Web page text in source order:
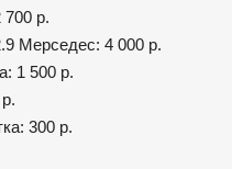
700 р.
Мерседес: 4 000 р.
1 500 р.
300 р.